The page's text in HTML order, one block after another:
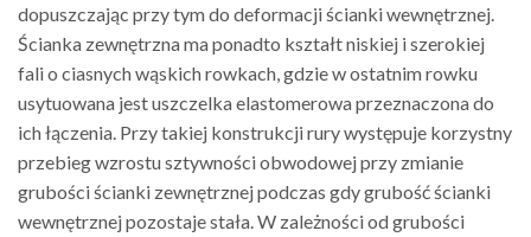
dopuszczając przy tym do deformacji ścianki wewnętrznej.
Ścianka zewnętrzna ma ponadto kształt niskiej i szerokiej
fali o ciasnych wąskich rowkach, gdzie w ostatnim rowku
usytuowana jest uszczelka elastomerowa przeznaczona do
ich łączenia. Przy takiej konstrukcji rury występuje korzystny
przebieg wzrostu sztywności obwodowej przy zmianie
grubości ścianki zewnętrznej podczas gdy grubość ścianki
wewnętrznej pozostaje stała. W zależności od grubości